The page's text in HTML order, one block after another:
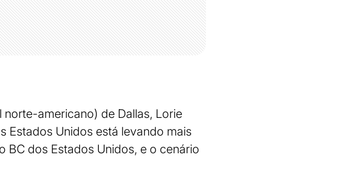
americano) de Dallas, Lorie
Estados Unidos está levando mais
dos Estados Unidos, e o cenário